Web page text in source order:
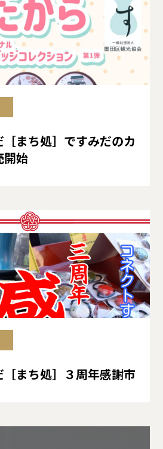
［まち処］ですみだのカ
開始
［まち処］３周年感謝市